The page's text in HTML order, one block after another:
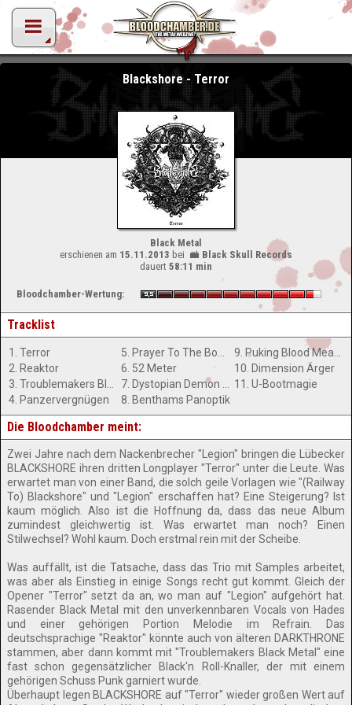
Blackshore - Terror
Black Metal
erschienen am 15.11.2013 bei
Black Skull Records
dauert 58:11 min
Bloodchamber-Wertung:
Tracklist
1. Terror
2. Reaktor
4. Panzervergnügen
6. 52 Meter
8. Benthams Panoptik
10. Dimension Ärger
11. U-Bootmagie
Die Bloodchamber meint:
Zwei Jahre nach dem Nackenbrecher "Legion" bringen die Lübecker
BLACKSHORE ihren dritten Longplayer "Terror" unter die Leute. Was
erwartet man von einer Band, die solch geile Vorlagen wie "(Railway
To) Blackshore" und "Legion" erschaffen hat? Eine Steigerung? Ist
kaum möglich. Also ist die Hoffnung da, dass das neue Album
zumindest gleichwertig ist. Was erwartet man noch? Einen
Stilwechsel? Wohl kaum. Doch erstmal rein mit der Scheibe.
Was auffällt, ist die Tatsache, dass das Trio mit Samples arbeitet,
was aber als Einstieg in einige Songs recht gut kommt. Gleich der
Opener "Terror" setzt da an, wo man auf "Legion" aufgehört hat.
Rasender Black Metal mit den unverkennbaren Vocals von Hades
und einer gehörigen Portion Melodie im Refrain. Das
deutschsprachige "Reaktor" könnte auch von älteren DARKTHRONE
stammen, aber dann kommt mit "Troublemakers Black Metal" eine
fast schon gegensätzlicher Black'n Roll-Knaller, der mit einem
gehörigen Schuss Punk garniert wurde.
Überhaupt legen BLACKSHORE auf "Terror" wieder großen Wert auf